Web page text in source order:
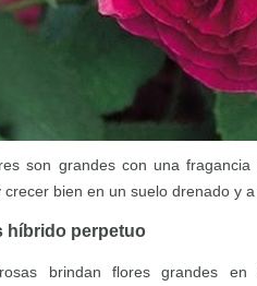
son grandes con una
crecer bien en un suelo drenado y a
híbrido perpetuo
brindan flores grandes